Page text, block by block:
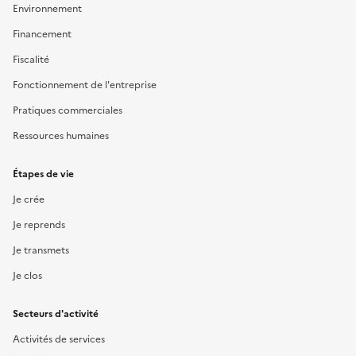
Environnement
Financement
Fiscalité
Fonctionnement de l'entreprise
Pratiques commerciales
Ressources humaines
Étapes de vie
Je crée
Je reprends
Je transmets
Je clos
Secteurs d'activité
Activités de services